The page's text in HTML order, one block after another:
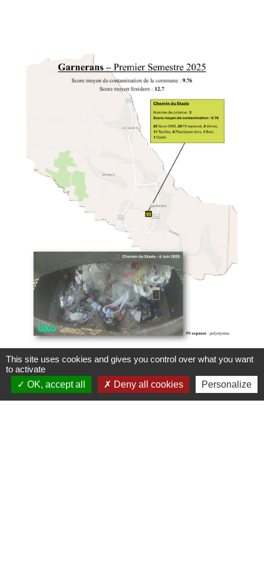
This site uses cookies and gives you control over what you want
to activate
OK, accept all
Deny all cookies Personalize